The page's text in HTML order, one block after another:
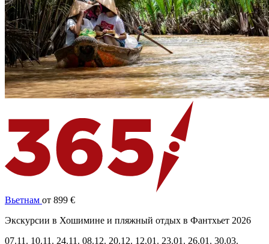
Вьетнам от 899 €
Экскурсии в Хошимине и пляжный отдых в Фантхьет 2026
07.11. 10.11. 24.11. 08.12. 20.12. 12.01. 23.01. 26.01. 30.03.